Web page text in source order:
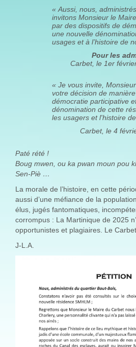
« Aussi, nous,
invitons Monsieur le
par des dispositifs de
une nouvelle
usages et à l’histoire de
Pour les
Carbet, le 1er
« Je vous invite,
votre décision de
démocratie participative
dénomination de cette
les usagers et l'histoire
Carbet, le 4
Paté rété !
Boug mwen, ou ka pwan moun pou
Sen-Piè …
La morale de l’histoire, en cette
aussi d’une méfiance de la
élus, jugés fantomatiques,
corrompus : La Martinique de 2025
opportunistes et plagiaires. Le
J-L.A.